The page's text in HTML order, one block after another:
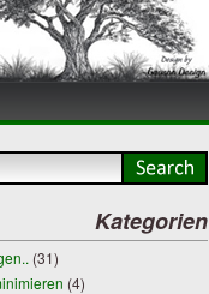
Kategorien
(31)
(4)